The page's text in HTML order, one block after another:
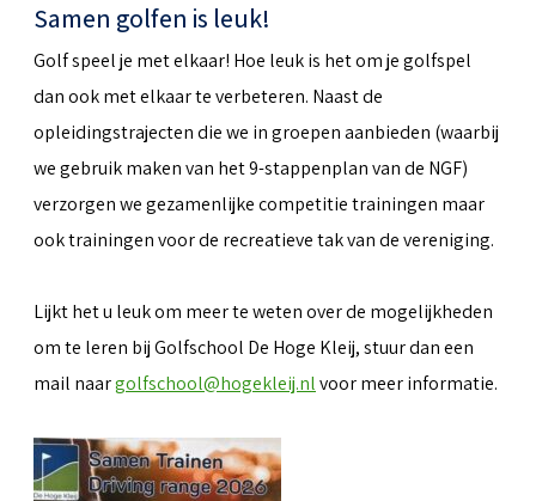
Samen golfen is leuk!
Golf speel je met elkaar! Hoe leuk is het om je golfspel
dan ook met elkaar te verbeteren. Naast de
opleidingstrajecten die we in groepen aanbieden (waarbij
we gebruik maken van het 9-stappenplan van de NGF)
verzorgen we gezamenlijke competitie trainingen maar
ook trainingen voor de recreatieve tak van de vereniging.
Lijkt het u leuk om meer te weten over de mogelijkheden
om te leren bij Golfschool De Hoge Kleij, stuur dan een
mail naargolfschool@hogekleij.nlvoor meer informatie.